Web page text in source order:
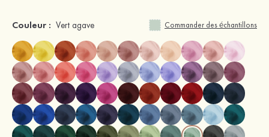
Couleur : Vert agave Commander des échantillons